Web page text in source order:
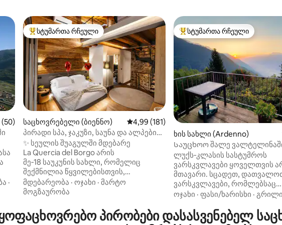
შეფასებაა 5‑დან 5,0, 50 მიმოხილვა
(50)
·
სტუმართა რჩეული მოწინავე ვარიანტი
სტუმართა რჩეული
საცხოვრებელი (ბიენნო) საშუალო შეფასებაა 5‑დან 4,99, 181
4,99 (181)
პირადი სპა, ჯაკუზი, საუნა და ალპების
ხედი, Luxury Home
✨ სეულის შუაგულში მდებარე
La Quercia del Borgo არის
მე‑18 საუკუნის სახლი, რომელიც
შექმნილია წყვილებისთვის,
რომლებსაც სურთ რომანტიკული
დასვენება სრული
დიზაინი, ასევე, სადღეღამისო კერძო
სპა ჯაკუზით, ფინური საუნითა და
მდებარეობა · ოჯახი · მარტო
მოგზაურობა
სტუმართა რჩეული მოწინავე
სტუმართა რჩეული
ხის სახლი (Ardenno)
Საუცხოო შალე
ლომბარდიას მთები
ლუქს‑კლასის სასტუმროს
ვარსკვლავები ყოველთვის
მთავარი. სცადეთ,
ვარსკვლავები, რომლებსაც
პანორამული ტერასიდან
დონიდან 1100 მეტრზე,
ვალტელინის შუაგულში,
ოჯახი · ფასი/ხარისხი · გრილი
პირობები დასასვენებელ